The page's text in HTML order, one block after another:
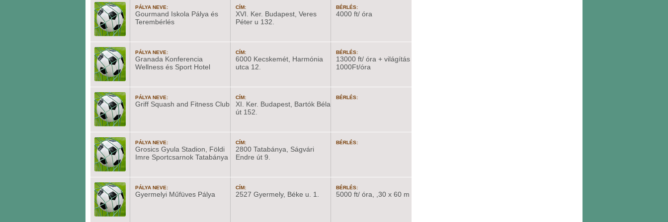
PÁLYA NEVE:
Gourmand Iskola Pálya és
Terembérlés
CÍM:
XVI. Ker. Budapest, Veres
Péter u 132.
BÉRLÉS:
4000 ft/ óra
PÁLYA NEVE:
Granada Konferencia
Wellness és Sport Hotel
CÍM:
6000 Kecskemét, Harmónia
utca 12.
BÉRLÉS:
13000 ft/ óra + világítás
1000Ft/óra
PÁLYA NEVE:
Griff Squash and Fitness Club
CÍM:
XI. Ker. Budapest, Bartók Béla
út 152.
BÉRLÉS:
PÁLYA NEVE:
Grosics Gyula Stadion, Földi
Imre Sportcsarnok Tatabánya
CÍM:
2800 Tatabánya, Ságvári
Endre út 9.
BÉRLÉS:
PÁLYA NEVE:
Gyermelyi Műfüves Pálya
CÍM:
2527 Gyermely, Béke u. 1.
BÉRLÉS:
5000 ft/ óra, ,30 x 60 m